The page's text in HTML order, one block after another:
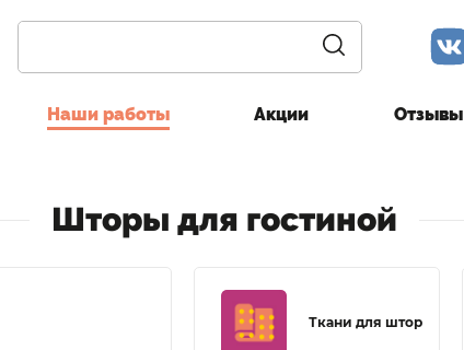
Наши работы Акции Отзывы
Шторы для гостиной
Ткани для штор